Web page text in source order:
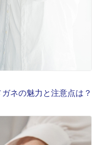
ネの魅力と注意点は？